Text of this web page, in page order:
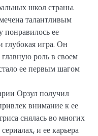
школ страны.
талантливым
понравилось ее
глубокая игра. Он
роль в своем
ее первым шагом
Орзул получил
внимание к ее
снялась во многих
и ее карьера